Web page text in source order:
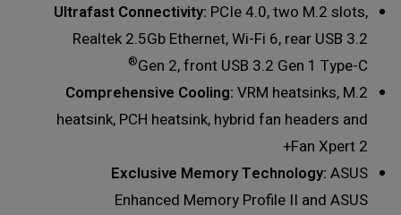
Ultrafast Connectivity: PCIe 4.0, two M.2 slots,
Realtek 2.5Gb Ethernet, Wi-Fi 6, rear USB 3.2
Gen 2, front USB 3.2 Gen 1 Type-C
®
Comprehensive Cooling: VRM heatsinks, M.2
heatsink, PCH heatsink, hybrid fan headers and
Fan Xpert 2+
Exclusive Memory Technology: ASUS
Enhanced Memory Profile II and ASUS